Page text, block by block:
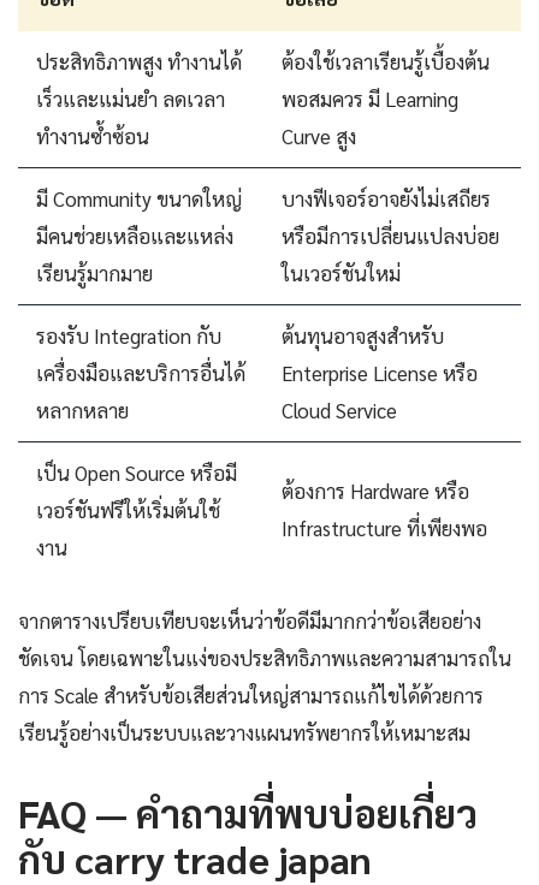
ประสิทธิภาพสูง ทำงานได้
เร็วและแม่นยำ ลดเวลา
ทำงานซ้ำซ้อน
ต้องใช้เวลาเรียนรู้เบื้องต้น
พอสมควร มี Learning
Curve สูง
มี Community ขนาดใหญ่
มีคนช่วยเหลือและแหล่ง
เรียนรู้มากมาย
บางฟีเจอร์อาจยังไม่เสถียร
หรือมีการเปลี่ยนแปลงบ่อย
ในเวอร์ชันใหม่
รองรับ Integration กับ
เครื่องมือและบริการอื่นได้
หลากหลาย
ต้นทุนอาจสูงสำหรับ
Enterprise License หรือ
Cloud Service
เป็น Open Source หรือมี
เวอร์ชันฟรีให้เริ่มต้นใช้
งาน
ต้องการ Hardware หรือ
Infrastructure ที่เพียงพอ
จากตารางเปรียบเทียบจะเห็นว่าข้อดีมีมากกว่าข้อเสียอย่าง
ชัดเจน โดยเฉพาะในแง่ของประสิทธิภาพและความสามารถใน
การ Scale สำหรับข้อเสียส่วนใหญ่สามารถแก้ไขได้ด้วยการ
เรียนรู้อย่างเป็นระบบและวางแผนทรัพยากรให้เหมาะสม
FAQ — คำถามที่พบบ่อยเกี่ยว
กับ carry trade japan